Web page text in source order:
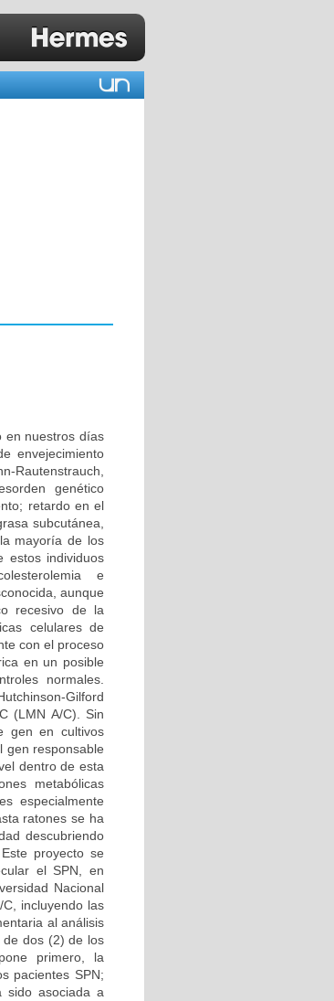
en nuestros días
envejecimiento
Rautenstrauch,
genético
retardo en el
subcutánea,
mayoría de los
estos individuos
e
aunque
recesivo de la
celulares de
con el proceso
en un posible
normales.
Gilford
(LMN A/C). Sin
gen en cultivos
gen responsable
dentro de esta
metabólicas
especialmente
ratones se ha
descubriendo
proyecto se
el SPN, en
Nacional
incluyendo las
al análisis
de dos (2) de los
primero, la
pacientes SPN;
sido asociada a